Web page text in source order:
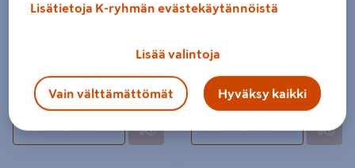
Akkuporakone Ryobi
219€/kpl
219 €/ kpl
Akkuporakone Ryobi RDD18-
159€/kpl
159 €
Lisätietoja K-ryhmän evästekäytännöistä
Lisää valintoja
Vain välttämättömät Hyväksy kaikki